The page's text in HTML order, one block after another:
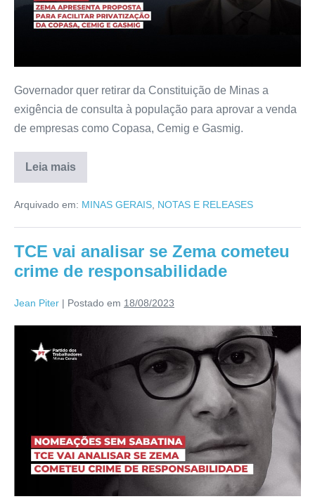
Governador quer retirar da Constituição de Minas a
exigência de consulta à população para aprovar a venda
de empresas como Copasa, Cemig e Gasmig.
Leia mais
Arquivado em: MINAS GERAIS, NOTAS E RELEASES
TCE vai analisar se Zema cometeu
crime de responsabilidade
Jean Piter | Postado em 18/08/2023